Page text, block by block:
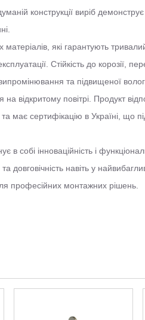
конструкції виріб
матеріалів, які гарантують
Стійкість до корозії,
та підвищеної
відкритому повітрі. Продукт
має сертифікацію в Україні, що
в собі інноваційність і
довговічність навіть у
професійних монтажних рішень.